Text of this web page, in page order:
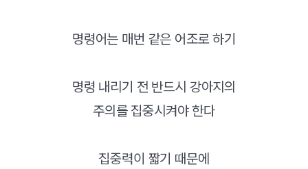
명령어는 매번 같은 어조로 하기
명령 내리기 전 반드시 강아지의
주의를 집중시켜야 한다
집중력이 짧기 때문에